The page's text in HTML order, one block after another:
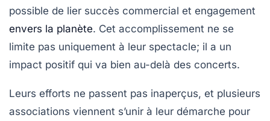
possible de lier succès commercial et engagement
envers la planète. Cet accomplissement ne se
limite pas uniquement à leur spectacle; il a un
impact positif qui va bien au-delà des concerts.
Leurs efforts ne passent pas inaperçus, et plusieurs
associations viennent s’unir à leur démarche pour